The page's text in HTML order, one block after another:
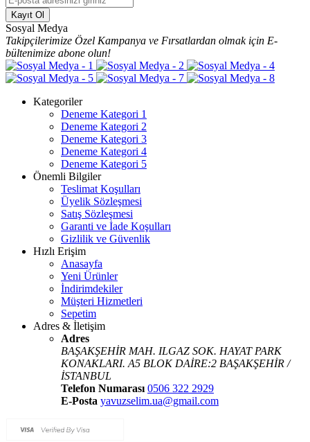
Kayıt Ol
Sosyal Medya
Takipçilerimize Özel Kampanya ve Fırsatlardan olmak için E-
bültenimize abone olun!
Kategoriler
Deneme Kategori 1
Deneme Kategori 2
Deneme Kategori 3
Deneme Kategori 4
Deneme Kategori 5
Önemli Bilgiler
Teslimat Koşulları
Üyelik Sözleşmesi
Satış Sözleşmesi
Garanti ve İade Koşulları
Gizlilik ve Güvenlik
Hızlı Erişim
Anasayfa
Yeni Ürünler
İndirimdekiler
Müşteri Hizmetleri
Sepetim
Adres & İletişim
Adres
BAŞAKŞEHİR MAH. ILGAZ SOK. HAYAT PARK
KONAKLARI. A5 BLOK DAİRE:2 BAŞAKŞEHİR /
İSTANBUL
Telefon Numarası 0506 322 2929
E-Posta yavuzselim.ua@gmail.com